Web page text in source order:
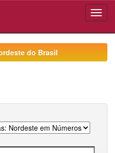
do Brasil